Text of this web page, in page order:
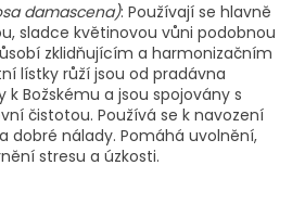
damascena): Používají se hlavně
sladce květinovou vůni podobnou
zklidňujícím a harmonizačním
lístky růží jsou od pradávna
k Božskému a jsou spojovány s
čistotou. Používá se k navození
dobré nálady. Pomáhá uvolnění,
stresu a úzkosti.